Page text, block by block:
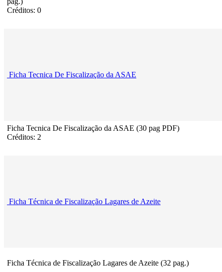
Créditos: 0
Ficha Tecnica De Fiscalização da ASAE
Ficha Tecnica De Fiscalização da ASAE (30 pag PDF)
Créditos: 2
Ficha Técnica de Fiscalização Lagares de Azeite
Ficha Técnica de Fiscalização Lagares de Azeite (32 pag.)